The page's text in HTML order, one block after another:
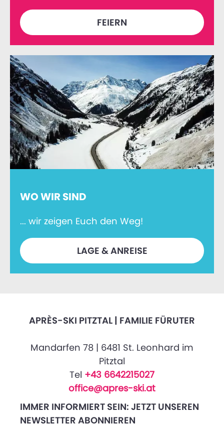
FEIERN
WO WIR SIND
... wir zeigen Euch den Weg!
LAGE & ANREISE
APRÈS-SKI PITZTAL | FAMILIE FÜRUTER
Mandarfen 78 | 6481 St. Leonhard im
Pitztal
Tel +43 6642215027
office@apres-ski.at
IMMER INFORMIERT SEIN: JETZT UNSEREN
NEWSLETTER ABONNIEREN